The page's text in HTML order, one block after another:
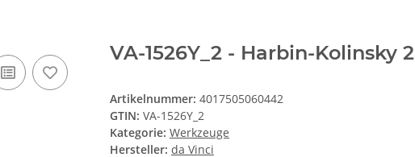
VA-1526Y_2 - Harbin-Kolinsky 2
Artikelnummer: 4017505060442
GTIN: VA-1526Y_2
Kategorie: Werkzeuge
Hersteller: da Vinci